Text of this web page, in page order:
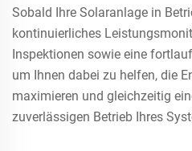
Sobald Ihre Solaranlage in
kontinuierliches
Inspektionen sowie eine
um Ihnen dabei zu helfen, die
maximieren und gleichzeitig
zuverlässigen Betrieb Ihres